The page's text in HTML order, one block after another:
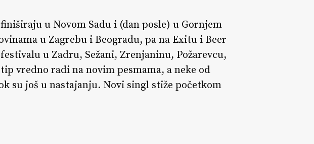
u Novom Sadu i (dan posle) u Gornjem
u Zagrebu i Beogradu, pa na Exitu i Beer
u Zadru, Sežani, Zrenjaninu, Požarevcu,
vredno radi na novim pesmama, a neke od
su još u nastajanju. Novi singl stiže početkom